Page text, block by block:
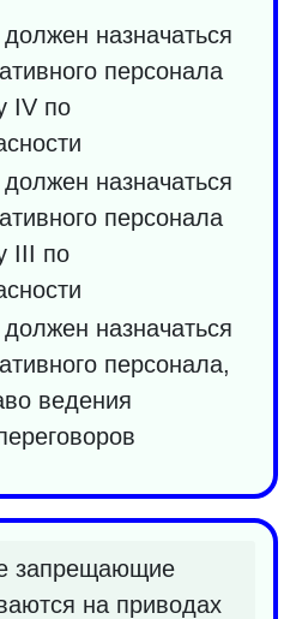
назначаться
персонала
IV по
назначаться
персонала
III по
назначаться
персонала,
ведения
запрещающие
на приводах